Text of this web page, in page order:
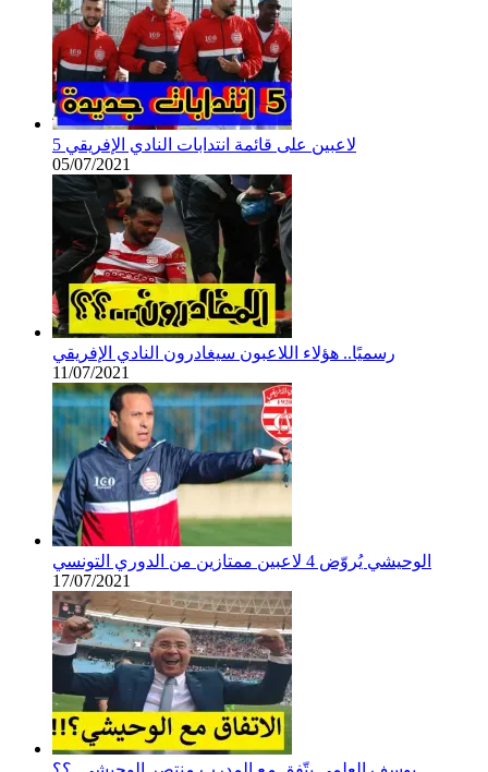
5 لاعبين على قائمة انتدابات النادي الإفريقي
05/07/2021
رسميًا.. هؤلاء اللاعبون سيغادرون النادي الإفريقي
11/07/2021
الوحيشي يُروّض 4 لاعبين ممتازين من الدوري التونسي
17/07/2021